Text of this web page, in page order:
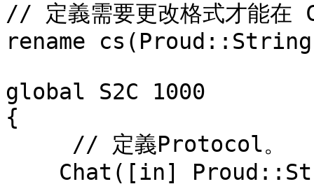
// 定義需要更改格式才能在
rename
global S2C 1000
{